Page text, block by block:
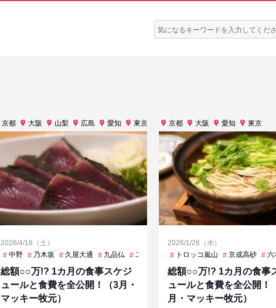
検
索:
矢向 関内 飯田橋
京都 大阪 山梨 広島 愛知 東京 神奈川 静岡
2026/4/18（土）
中野
乃木坂 久屋大通 九品仏 二重橋前 代々木公園 六本木 六本木
総額○○万!? 1カ月の食事スケジ
ュールと食費を全公開！（3月・
マッキー牧元）
京都 大阪 愛知 東京
2026/1/28（水）
トロッコ嵐山
京成高砂 六
総額○○万!? 1カ月の食事
ュールと食費を全公開！
月・マッキー牧元）